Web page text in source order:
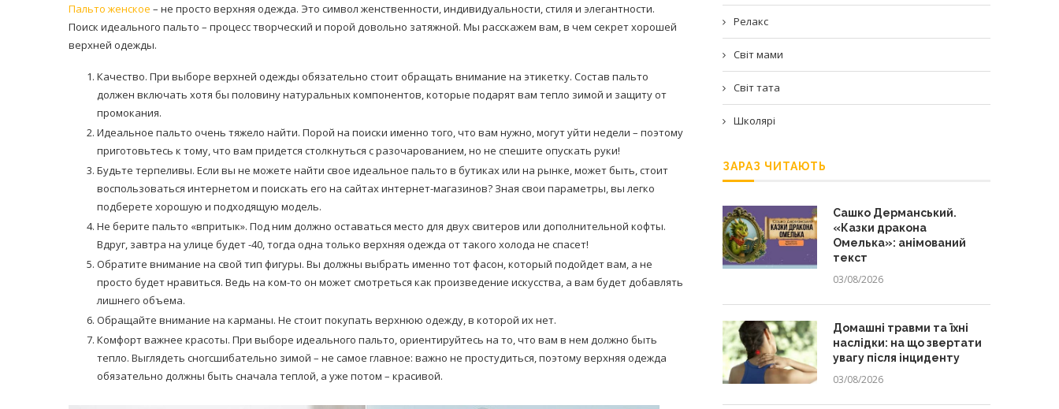
Пальто женское – не просто верхняя одежда. Это символ женственности, индивидуальности, стиля и элегантности.
Поиск идеального пальто – процесс творческий и порой довольно затяжной. Мы расскажем вам, в чем секрет хорошей
верхней одежды.
Качество. При выборе верхней одежды обязательно стоит обращать внимание на этикетку. Состав пальто
должен включать хотя бы половину натуральных компонентов, которые подарят вам тепло зимой и защиту от
промокания.
Идеальное пальто очень тяжело найти. Порой на поиски именно того, что вам нужно, могут уйти недели – поэтому
приготовьтесь к тому, что вам придется столкнуться с разочарованием, но не спешите опускать руки!
Будьте терпеливы. Если вы не можете найти свое идеальное пальто в бутиках или на рынке, может быть, стоит
воспользоваться интернетом и поискать его на сайтах интернет-магазинов? Зная свои параметры, вы легко
подберете хорошую и подходящую модель.
Не берите пальто «впритык». Под ним должно оставаться место для двух свитеров или дополнительной кофты.
Вдруг, завтра на улице будет -40, тогда одна только верхняя одежда от такого холода не спасет!
Обратите внимание на свой тип фигуры. Вы должны выбрать именно тот фасон, который подойдет вам, а не
просто будет нравиться. Ведь на ком-то он может смотреться как произведение искусства, а вам будет добавлять
лишнего объема.
Обращайте внимание на карманы. Не стоит покупать верхнюю одежду, в которой их нет.
Комфорт важнее красоты. При выборе идеального пальто, ориентируйтесь на то, что вам в нем должно быть
тепло. Выглядеть сногсшибательно зимой – не самое главное: важно не простудиться, поэтому верхняя одежда
обязательно должны быть сначала теплой, а уже потом – красивой.
Релакс
Світ мами
Світ тата
Школярі
ЗАРАЗ ЧИТАЮТЬ
Сашко Дерманський.
«Казки дракона
Омелька»: анімований
текст
03/08/2026
Домашні травми та їхні
наслідки: на що звертати
увагу після інциденту
03/08/2026